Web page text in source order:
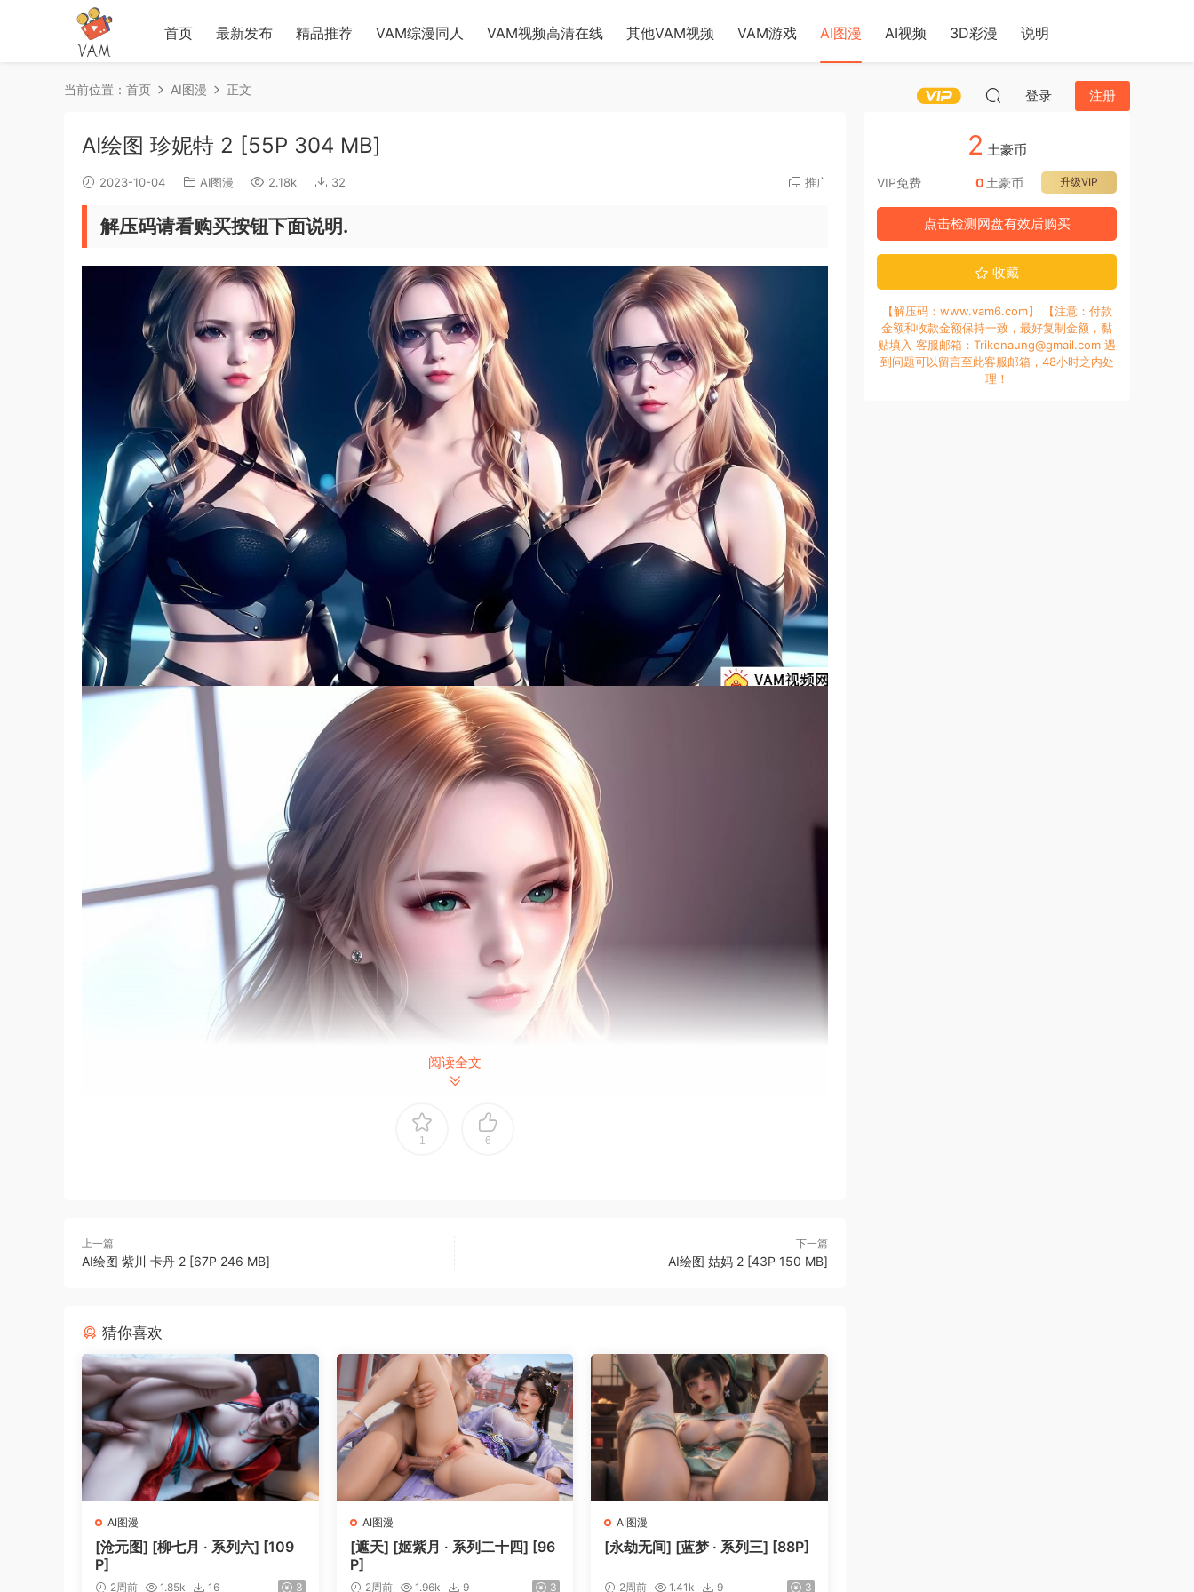
首页 最新发布 精品推荐 VAM综漫同人 VAM视频高清在线 其他VAM视频 VAM游戏 AI图漫 AI视频 3D彩漫 说明
登录 注册
当前位置： 首页 AI图漫 正文
AI绘图 珍妮特 2 [55P 304 MB]
2023-10-04 AI图漫 2.18k 32 推广
解压码请看购买按钮下面说明.
阅读全文
1 6
上一篇
AI绘图 紫川 卡丹 2 [67P 246 MB]
下一篇
AI绘图 姑妈 2 [43P 150 MB]
猜你喜欢
AI图漫
[沧元图] [柳七月 · 系列六] [109
P]
2周前 1.85k 16 3
AI图漫
[遮天] [姬紫月 · 系列二十四] [96
P]
2周前 1.96k 9 3
AI图漫
[永劫无间] [蓝梦 · 系列三] [88P]
2周前 1.41k 9 3
2 土豪币
VIP免费 升级VIP
0 土豪币
点击检测网盘有效后购买
收藏
【解压码：www.vam6.com】 【注意：付款
金额和收款金额保持一致，最好复制金额，黏
贴填入 客服邮箱：Trikenaung@gmail.com 遇
到问题可以留言至此客服邮箱，48小时之内处
理！